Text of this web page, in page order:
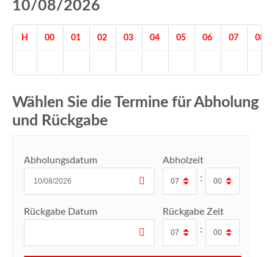
10/08/2026
H 00 01 02 03 04 05 06 07 08
Wählen Sie die Termine für Abholung
und Rückgabe
Abholungsdatum
Abholzeit
:
Rückgabe Datum
Rückgabe Zeit
: